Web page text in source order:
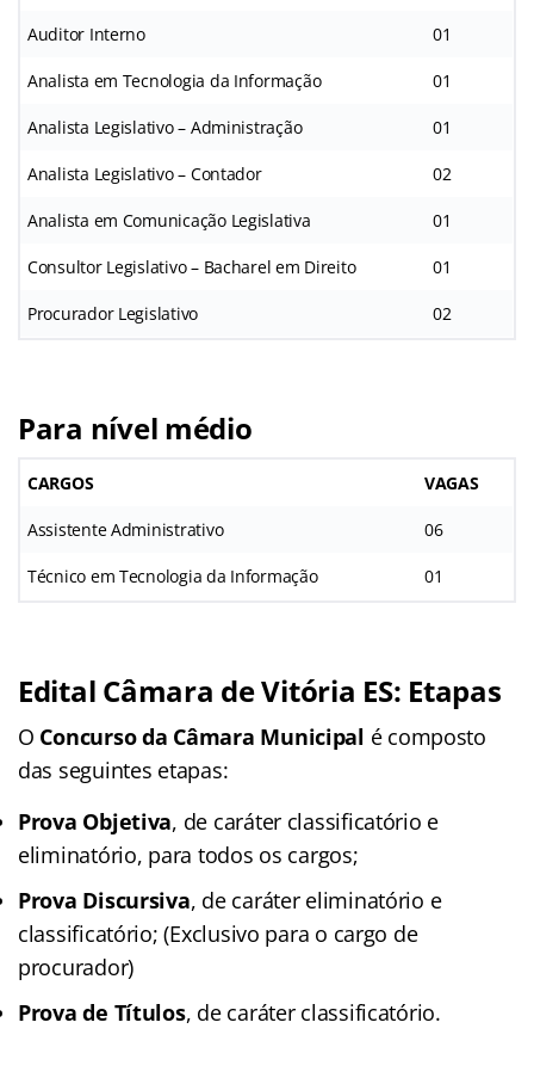
Auditor Interno 01
Analista em Tecnologia da Informação 01
Analista Legislativo – Administração 01
Analista Legislativo – Contador 02
Analista em Comunicação Legislativa 01
Consultor Legislativo – Bacharel em Direito 01
Procurador Legislativo 02
Para nível médio
CARGOS VAGAS
Assistente Administrativo 06
Técnico em Tecnologia da Informação 01
Edital Câmara de Vitória ES: Etapas
O Concurso da Câmara Municipal é composto
das seguintes etapas:
Prova Objetiva, de caráter classificatório e
eliminatório, para todos os cargos;
Prova Discursiva, de caráter eliminatório e
classificatório; (Exclusivo para o cargo de
procurador)
Prova de Títulos, de caráter classificatório.